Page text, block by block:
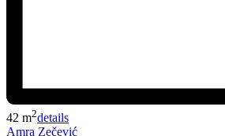
42 m2details
Amra Zečević